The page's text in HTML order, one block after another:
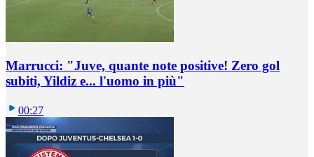
Marrucci: "Juve, quante note positive! Zero gol
subiti, Yildiz e... l'uomo in più"
00:27